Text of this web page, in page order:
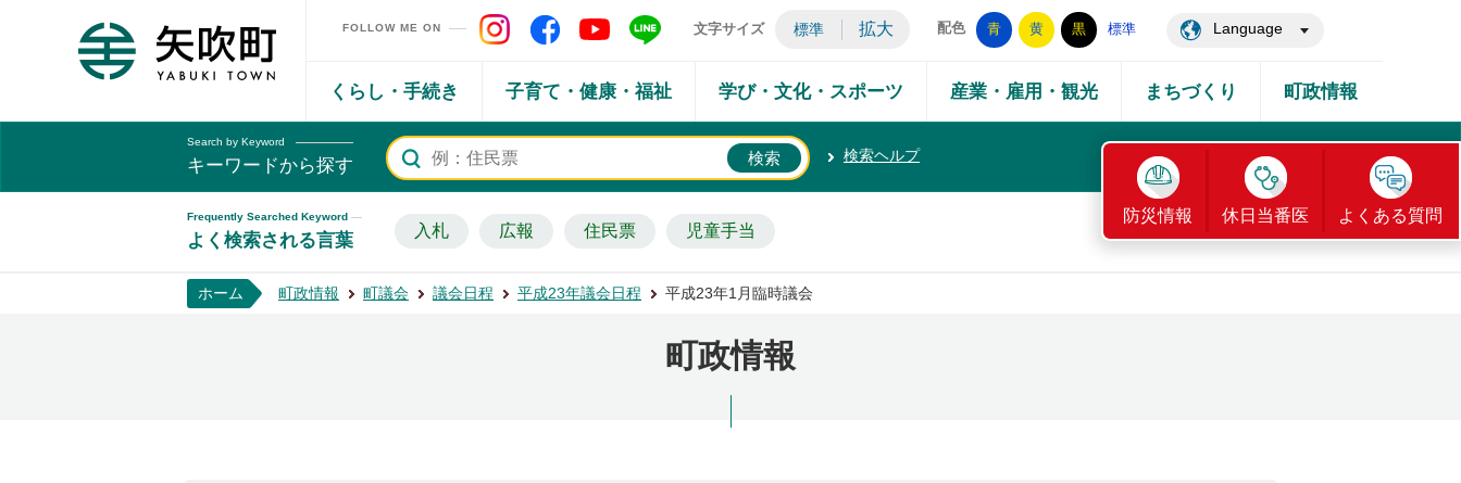
矢吹町ホームページ
FOLLOW ME ON 矢吹町 Instagram
矢吹町 Facebook
矢吹町 YouTube
矢吹町 LINE
文字サイズ 標準 拡大 配色 青 黄 黒 標準 Language
くらし・手続き 子育て・健康・福祉 学び・文化・スポーツ 産業・雇用・観光 まちづくり 町政情報
Search by Keyword
キーワードから探す 検索ヘルプ
Frequently Searched Keyword
よく検索される言葉 入札 広報 住民票 児童手当
防災情報 休日当番医 よくある質問
ホーム 町政情報 町議会 議会日程 平成23年議会日程 平成23年1月臨時議会
町政情報